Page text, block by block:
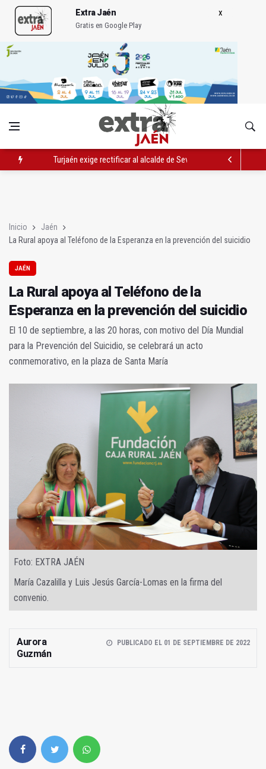
Extra Jaén
Gratis en Google Play
Turjaén exige rectificar al alcalde de Sevilla por
Inicio
Jaén
La Rural apoya al Teléfono de la Esperanza en la prevención del suicidio
JAÉN
La Rural apoya al Teléfono de la
Esperanza en la prevención del suicidio
El 10 de septiembre, a las 20 horas, con motivo del Día Mundial
para la Prevención del Suicidio, se celebrará un acto
conmemorativo, en la plaza de Santa María
Foto: EXTRA JAÉN
María Cazalilla y Luis Jesús García-Lomas en la firma del
convenio.
Aurora
Guzmán
PUBLICADO EL 01 DE SEPTIEMBRE DE 2022